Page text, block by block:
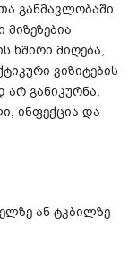
განმავლობაში
ხშირი მიღება,
ვიზიტების
განიკურნა,
ინფექცია და
ან ტკბილზე